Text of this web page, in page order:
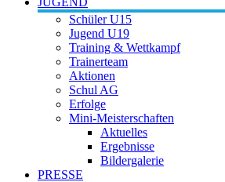
Schüler U15
Jugend U19
Training & Wettkampf
Trainerteam
Aktionen
Schul AG
Erfolge
Mini-Meisterschaften
Aktuelles
Ergebnisse
Bildergalerie
PRESSE